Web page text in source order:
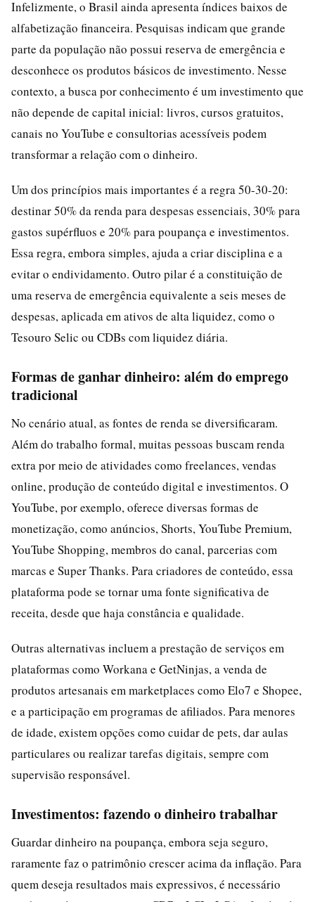
Infelizmente, o Brasil ainda apresenta índices baixos de
alfabetização financeira. Pesquisas indicam que grande
parte da população não possui reserva de emergência e
desconhece os produtos básicos de investimento. Nesse
contexto, a busca por conhecimento é um investimento que
não depende de capital inicial: livros, cursos gratuitos,
canais no YouTube e consultorias acessíveis podem
transformar a relação com o dinheiro.
Um dos princípios mais importantes é a regra 50-30-20:
destinar 50% da renda para despesas essenciais, 30% para
gastos supérfluos e 20% para poupança e investimentos.
Essa regra, embora simples, ajuda a criar disciplina e a
evitar o endividamento. Outro pilar é a constituição de
uma reserva de emergência equivalente a seis meses de
despesas, aplicada em ativos de alta liquidez, como o
Tesouro Selic ou CDBs com liquidez diária.
Formas de ganhar dinheiro: além do emprego
tradicional
No cenário atual, as fontes de renda se diversificaram.
Além do trabalho formal, muitas pessoas buscam renda
extra por meio de atividades como freelances, vendas
online, produção de conteúdo digital e investimentos. O
YouTube, por exemplo, oferece diversas formas de
monetização, como anúncios, Shorts, YouTube Premium,
YouTube Shopping, membros do canal, parcerias com
marcas e Super Thanks. Para criadores de conteúdo, essa
plataforma pode se tornar uma fonte significativa de
receita, desde que haja constância e qualidade.
Outras alternativas incluem a prestação de serviços em
plataformas como Workana e GetNinjas, a venda de
produtos artesanais em marketplaces como Elo7 e Shopee,
e a participação em programas de afiliados. Para menores
de idade, existem opções como cuidar de pets, dar aulas
particulares ou realizar tarefas digitais, sempre com
supervisão responsável.
Investimentos: fazendo o dinheiro trabalhar
Guardar dinheiro na poupança, embora seja seguro,
raramente faz o patrimônio crescer acima da inflação. Para
quem deseja resultados mais expressivos, é necessário